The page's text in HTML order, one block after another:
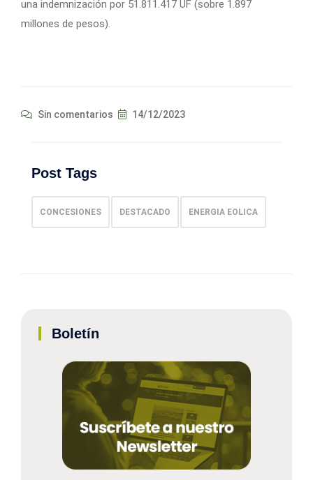
una indemnización por 51.811.417 UF (sobre 1.897
millones de pesos).
Sin comentarios 14/12/2023
Post Tags
CONCESIONES DESTACADO ENERGIA EOLICA
Boletín